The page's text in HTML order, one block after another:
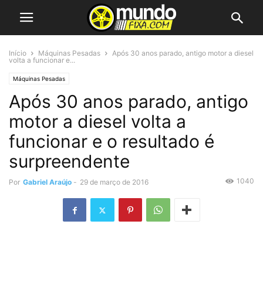
Início Máquinas Pesadas
Após 30 anos parado, antigo motor a diesel
volta a funcionar e...
Máquinas Pesadas
Após 30 anos parado, antigo
motor a diesel volta a
funcionar e o resultado é
surpreendente
Por Gabriel Araújo - 29 de março de 2016 1040